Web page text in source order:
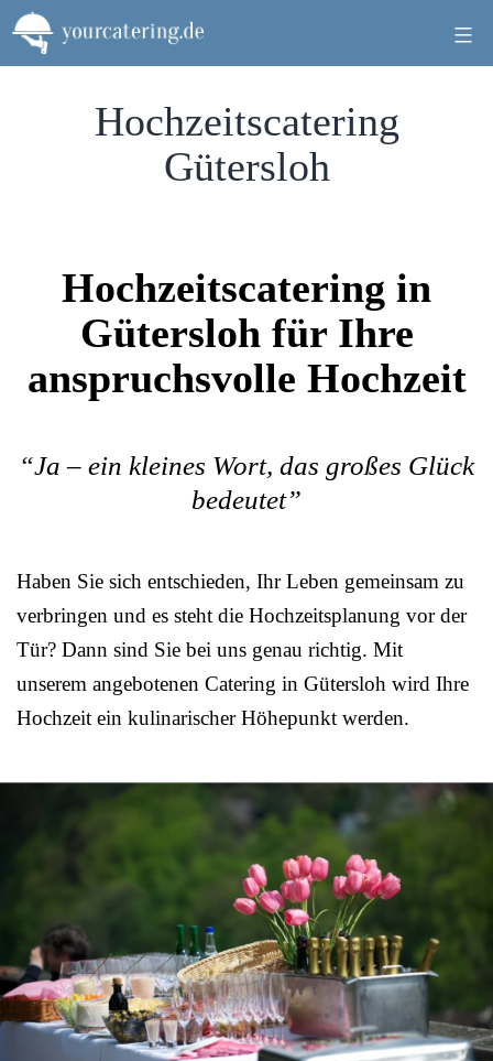
Zum
Inhalt
springen
Hochzeitscatering
Gütersloh
Hochzeitscatering in
Gütersloh für Ihre
anspruchsvolle Hochzeit
“Ja – ein kleines Wort, das großes Glück
bedeutet”
Haben Sie sich entschieden, Ihr Leben gemeinsam zu
verbringen und es steht die Hochzeitsplanung vor der
Tür? Dann sind Sie bei uns genau richtig. Mit
unserem angebotenen Catering in Gütersloh wird Ihre
Hochzeit ein kulinarischer Höhepunkt werden.